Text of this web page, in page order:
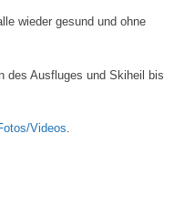
wieder gesund und ohne
des Ausfluges und Skiheil bis
Videos.